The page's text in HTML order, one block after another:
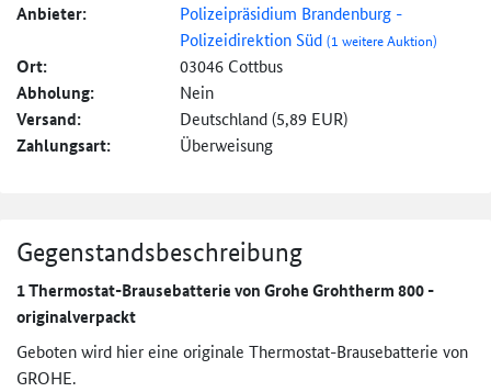
Anbieter:
Polizeipräsidium Brandenburg -
Polizeidirektion Süd(1 weitere Auktion)
Ort: 03046 Cottbus
Abholung: Nein
Versand: Deutschland (5,89 EUR)
Zahlungsart: Überweisung
Gegenstandsbeschreibung
1 Thermostat-Brausebatterie von Grohe Grohtherm 800 -
originalverpackt
Geboten wird hier eine originale Thermostat-Brausebatterie von
GROHE.